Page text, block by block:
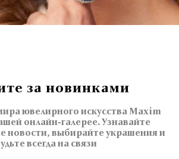
за новинками
ювелирного искусства Maxim
онлайн-галерее. Узнавайте
новости, выбирайте украшения и
всегда на связи